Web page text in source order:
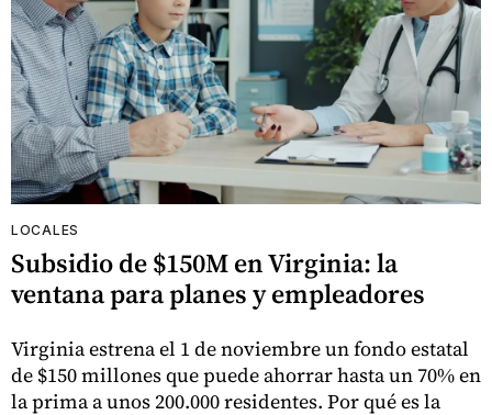
LOCALES
Subsidio de $150M en Virginia: la
ventana para planes y empleadores
Virginia estrena el 1 de noviembre un fondo estatal
de $150 millones que puede ahorrar hasta un 70% en
la prima a unos 200.000 residentes. Por qué es la